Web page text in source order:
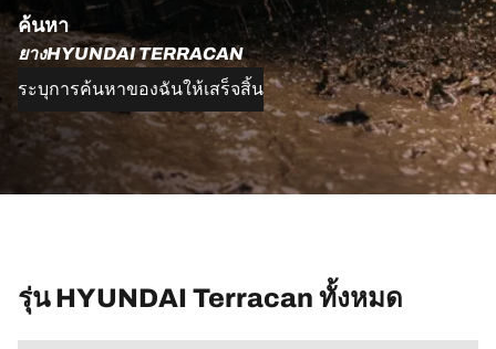
ค้นหา
ยางHYUNDAI TERRACAN
ระบุการค้นหาของฉันให้เสร็จสิ้น
รุ่น HYUNDAI Terracan ทั้งหมด